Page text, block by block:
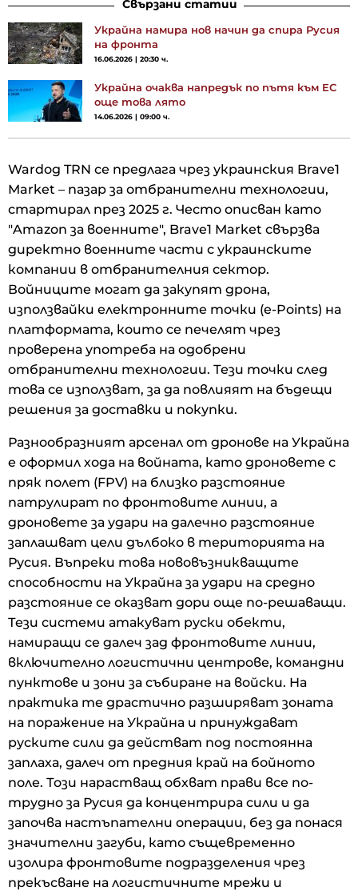
Свързани статии
Украйна намира нов начин да спира Русия
на фронта
16.06.2026 | 20:30 ч.
Украйна очаква напредък по пътя към ЕС
още това лято
14.06.2026 | 09:00 ч.
Wardog TRN се предлага чрез украинския Brave1
Market – пазар за отбранителни технологии,
стартирал през 2025 г. Често описван като
"Amazon за военните", Brave1 Market свързва
директно военните части с украинските
компании в отбранителния сектор.
Войниците могат да закупят дрона,
използвайки електронните точки (e-Points) на
платформата, които се печелят чрез
проверена употреба на одобрени
отбранителни технологии. Тези точки след
това се използват, за да повлияят на бъдещи
решения за доставки и покупки.
Разнообразният арсенал от дронове на Украйна
е оформил хода на войната, като дроновете с
пряк полет (FPV) на близко разстояние
патрулират по фронтовите линии, а
дроновете за удари на далечно разстояние
заплашват цели дълбоко в територията на
Русия. Въпреки това нововъзникващите
способности на Украйна за удари на средно
разстояние се оказват дори още по-решаващи.
Тези системи атакуват руски обекти,
намиращи се далеч зад фронтовите линии,
включително логистични центрове, командни
пунктове и зони за събиране на войски. На
практика те драстично разширяват зоната
на поражение на Украйна и принуждават
руските сили да действат под постоянна
заплаха, далеч от предния край на бойното
поле. Този нарастващ обхват прави все по-
трудно за Русия да концентрира сили и да
започва настъпателни операции, без да понася
значителни загуби, като същевременно
изолира фронтовите подразделения чрез
прекъсване на логистичните мрежи и